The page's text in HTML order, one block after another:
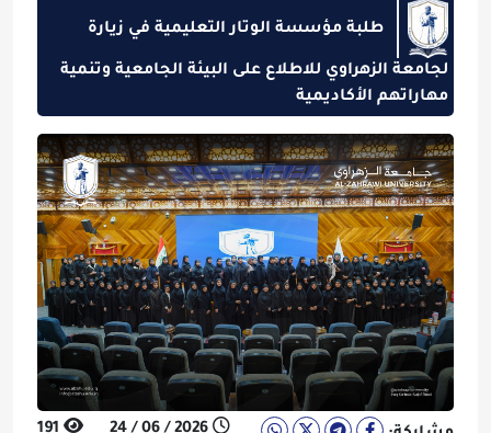
طلبة مؤسسة الوتار التعليمية في زيارة
لجامعة الزهراوي للاطلاع على البيئة الجامعية وتنمية
مهاراتهم الأكاديمية